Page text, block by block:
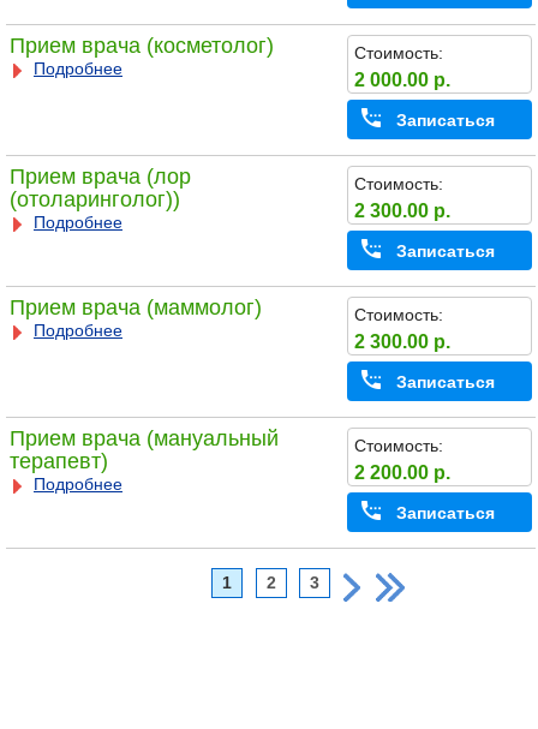
Прием врача (косметолог)
Подробнее
Стоимость:
2 000.00 р.
Записаться
Прием врача (лор
(отоларинголог))
Подробнее
Стоимость:
2 300.00 р.
Записаться
Прием врача (маммолог)
Подробнее
Стоимость:
2 300.00 р.
Записаться
Прием врача (мануальный
терапевт)
Подробнее
Стоимость:
2 200.00 р.
Записаться
1 2 3